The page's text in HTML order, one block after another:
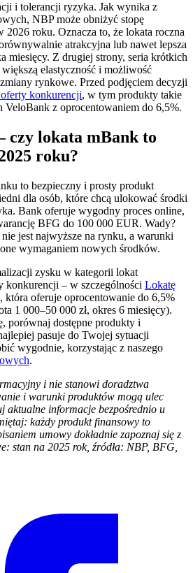
i tolerancji ryzyka. Jak wynika z
NBP może obniżyć stopę
2026 roku. Oznacza to, że lokata roczna
atrakcyjna lub nawet lepsza
miesięcy. Z drugiej strony, seria krótkich
elastyczność i możliwość
rynkowe. Przed podjęciem decyzji
konkurencji, w tym produkty takie
z oprocentowaniem do 6,5%.
czy lokata mBank to
roku?
to bezpieczny i prosty produkt
dla osób, które chcą ulokować środki
Bank oferuje wygodny proces online,
BFG do 100 000 EUR. Wady?
jest najwyższe na rynku, a warunki
wymaganiem nowych środków.
zysku w kategorii lokat
konkurencji – w szczególności Lokatę
, która oferuje oprocentowanie do 6,5%
1 000–50 000 zł, okres 6 miesięcy).
porównaj dostępne produkty i
pasuje do Twojej sytuacji
wygodnie, korzystając z naszego
.
i nie stanowi doradztwa
i warunki produktów mogą ulec
aktualne informacje bezpośrednio u
każdy produkt finansowy to
umowy dokładnie zapoznaj się z
stan na 2025 rok, źródła: NBP, BFG,